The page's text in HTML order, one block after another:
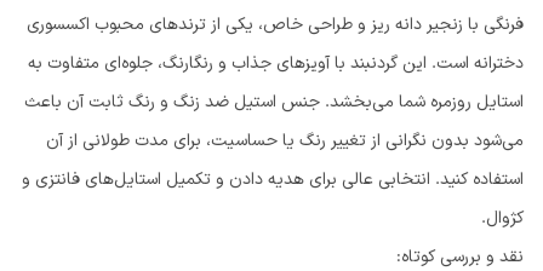
فرنگی با زنجیر دانه ریز و طراحی خاص، یکی از ترندهای محبوب اکسسوری
دخترانه است. این گردنبند با آویزهای جذاب و رنگارنگ، جلوه‌ای متفاوت به
استایل روزمره شما می‌بخشد. جنس استیل ضد زنگ و رنگ ثابت آن باعث
می‌شود بدون نگرانی از تغییر رنگ یا حساسیت، برای مدت طولانی از آن
استفاده کنید. انتخابی عالی برای هدیه دادن و تکمیل استایل‌های فانتزی و
کژوال.
نقد و بررسی کوتاه: